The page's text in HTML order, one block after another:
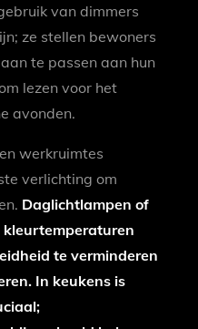
van dimmers
ze stellen bewoners
te passen aan hun
lezen voor het
avonden.
werkruimtes
verlichting om
Daglichtlampen of
kleurtemperaturen
te verminderen
In keukens is